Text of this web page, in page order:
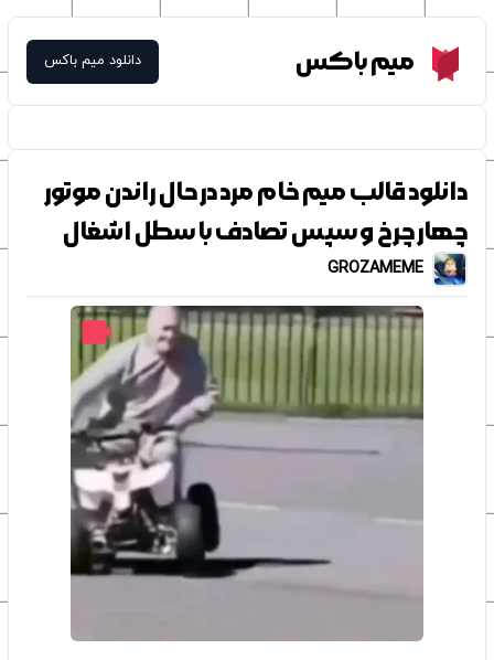
Meme Boxمیم باکس دانلود میم باکس
دانلود قالب میم خام مرد در حال راندن موتور
چهار چرخ و سپس تصادف با سطل اشغال
GROZAMEME